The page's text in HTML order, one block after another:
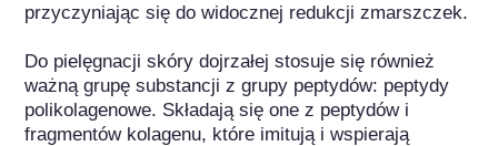
przyczyniając się do widocznej redukcji zmarszczek.
Do pielęgnacji skóry dojrzałej stosuje się również
ważną grupę substancji z grupy peptydów: peptydy
polikolagenowe. Składają się one z peptydów i
fragmentów kolagenu, które imitują i wspierają